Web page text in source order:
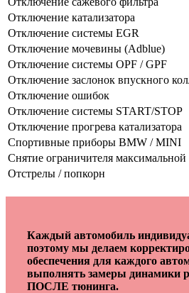
Отключение катализатора
Отключение системы EGR
Отключение мочевины (Adblue)
Отключение системы OPF / GPF
Отключение заслонок впускного
Отключение ошибок
Отключение системы START/STOP
Отключение прогрева катализатора
Спортивные приборы BMW / MINI
Снятие ограничителя максимальной
Отстрелы / попкорн
Каждый автомобиль
поэтому мы делаем
обеспечения для каждого
выполнять замеры динамики
ПОСЛЕ тюнинга.